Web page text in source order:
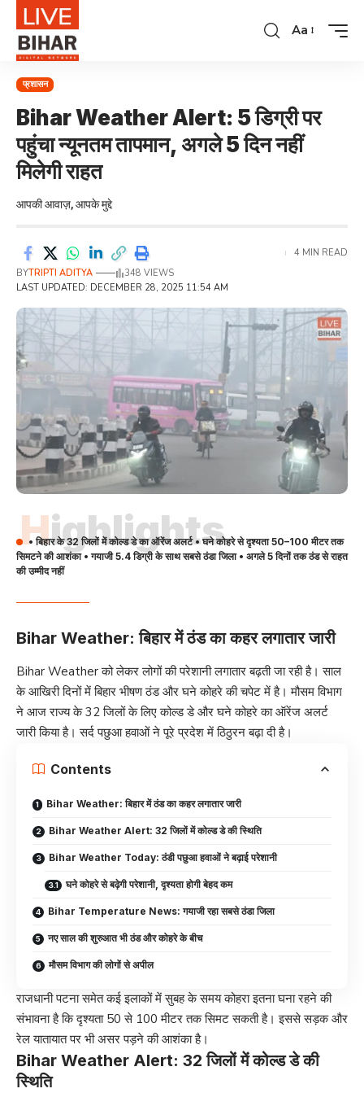
Aa
प्रशासन
Bihar Weather Alert: 5 डिग्री पर
पहुंचा न्यूनतम तापमान, अगले 5 दिन नहीं
मिलेगी राहत
आपकी आवाज़, आपके मुद्दे
LAST UPDATED: DECEMBER 28, 2025 11:54 AM
BYTRIPTI ADITYA 348 VIEWS
4 MIN READ
Highlights
• बिहार के 32 जिलों में कोल्ड डे का ऑरेंज अलर्ट • घने कोहरे से दृश्यता 50–100 मीटर तक
सिमटने की आशंका • गयाजी 5.4 डिग्री के साथ सबसे ठंडा जिला • अगले 5 दिनों तक ठंड से राहत
की उम्मीद नहीं
Bihar Weather: बिहार में ठंड का कहर लगातार जारी
Bihar Weather को लेकर लोगों की परेशानी लगातार बढ़ती जा रही है। साल
के आखिरी दिनों में बिहार भीषण ठंड और घने कोहरे की चपेट में है। मौसम विभाग
ने आज राज्य के 32 जिलों के लिए कोल्ड डे और घने कोहरे का ऑरेंज अलर्ट
जारी किया है। सर्द पछुआ हवाओं ने पूरे प्रदेश में ठिठुरन बढ़ा दी है।
Contents
Bihar Weather: बिहार में ठंड का कहर लगातार जारी
Bihar Weather Alert: 32 जिलों में कोल्ड डे की स्थिति
Bihar Weather Today: ठंडी पछुआ हवाओं ने बढ़ाई परेशानी
घने कोहरे से बढ़ेगी परेशानी, दृश्यता होगी बेहद कम
Bihar Temperature News: गयाजी रहा सबसे ठंडा जिला
नए साल की शुरुआत भी ठंड और कोहरे के बीच
मौसम विभाग की लोगों से अपील
राजधानी पटना समेत कई इलाकों में सुबह के समय कोहरा इतना घना रहने की
संभावना है कि दृश्यता 50 से 100 मीटर तक सिमट सकती है। इससे सड़क और
रेल यातायात पर भी असर पड़ने की आशंका है।
Bihar Weather Alert: 32 जिलों में कोल्ड डे की
स्थिति